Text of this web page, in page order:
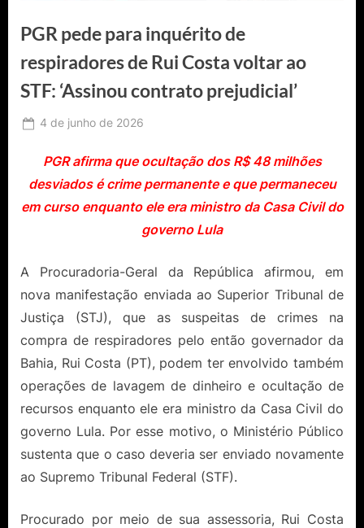
PGR pede para inquérito de
respiradores de Rui Costa voltar ao
STF: ‘Assinou contrato prejudicial’
Posted
4 de junho de 2026
Catureba
PGR afirma que ocultação dos R$ 48 milhões
desviados é crime permanente e que permaneceu
em curso enquanto ele era ministro da Casa Civil do
governo Lula
A Procuradoria-Geral da República afirmou, em
nova manifestação enviada ao Superior Tribunal de
Justiça (STJ), que as suspeitas de crimes na
compra de respiradores pelo então governador da
Bahia, Rui Costa (PT), podem ter envolvido também
operações de lavagem de dinheiro e ocultação de
recursos enquanto ele era ministro da Casa Civil do
governo Lula. Por esse motivo, o Ministério Público
sustenta que o caso deveria ser enviado novamente
ao Supremo Tribunal Federal (STF).
Procurado por meio de sua assessoria, Rui Costa